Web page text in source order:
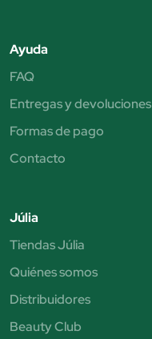
Ayuda
FAQ
Entregas y devoluciones
Formas de pago
Contacto
Júlia
Tiendas Júlia
Quiénes somos
Distribuidores
Beauty Club